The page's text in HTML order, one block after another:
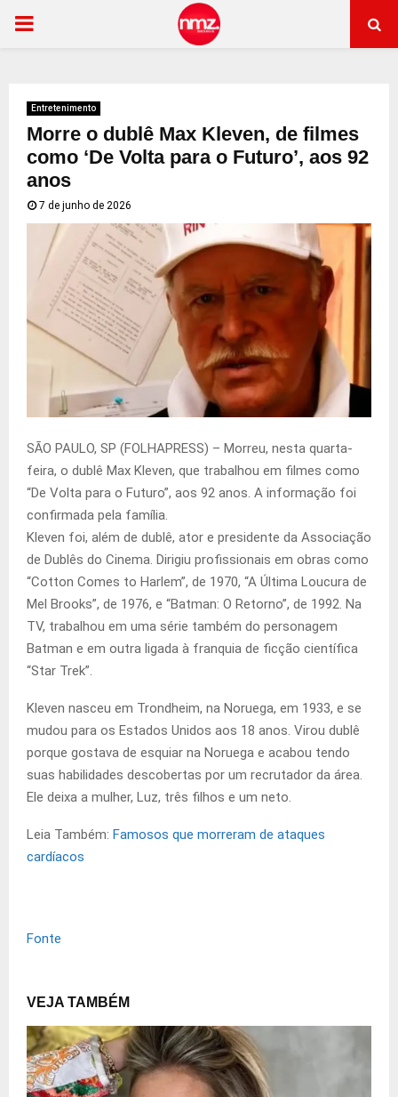
PRIMARY
Entretenimento
Morre o dublê Max Kleven, de filmes
como ‘De Volta para o Futuro’, aos 92
anos
7 de junho de 2026
SÃO PAULO, SP (FOLHAPRESS) – Morreu, nesta quarta-
feira, o dublê Max Kleven, que trabalhou em filmes como
“De Volta para o Futuro”, aos 92 anos. A informação foi
confirmada pela família.
Kleven foi, além de dublê, ator e presidente da Associação
de Dublês do Cinema. Dirigiu profissionais em obras como
“Cotton Comes to Harlem”, de 1970, “A Última Loucura de
Mel Brooks”, de 1976, e “Batman: O Retorno”, de 1992. Na
TV, trabalhou em uma série também do personagem
Batman e em outra ligada à franquia de ficção científica
“Star Trek”.
Kleven nasceu em Trondheim, na Noruega, em 1933, e se
mudou para os Estados Unidos aos 18 anos. Virou dublê
porque gostava de esquiar na Noruega e acabou tendo
suas habilidades descobertas por um recrutador da área.
Ele deixa a mulher, Luz, três filhos e um neto.
Leia Também: Famosos que morreram de ataques
cardíacos
Fonte
VEJA TAMBÉM